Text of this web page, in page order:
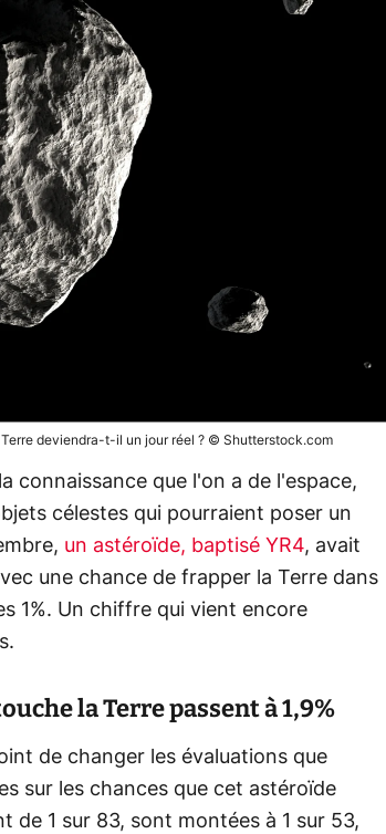
deviendra-t-il un jour réel ? © Shutterstock.com
connaissance que l'on a de l'espace,
célestes qui pourraient poser un
un astéroïde, baptisé YR4, avait
une chance de frapper la Terre dans
1%. Un chiffre qui vient encore
la Terre passent à 1,9%
de changer les évaluations que
sur les chances que cet astéroïde
de 1 sur 83, sont montées à 1 sur 53,